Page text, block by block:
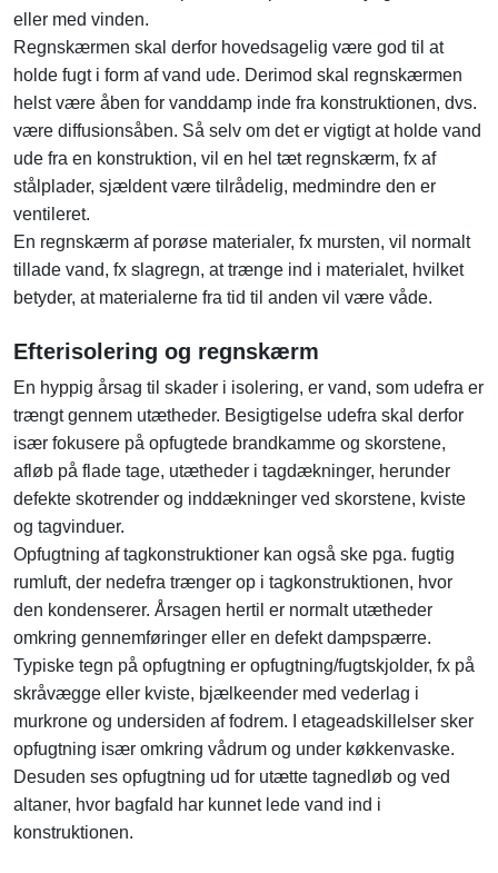
eller med vinden.
Regnskærmen skal derfor hovedsagelig være god til at
holde fugt i form af vand ude. Derimod skal regnskærmen
helst være åben for vanddamp inde fra konstruktionen, dvs.
være diffusionsåben. Så selv om det er vigtigt at holde vand
ude fra en konstruktion, vil en hel tæt regnskærm, fx af
stålplader, sjældent være tilrådelig, medmindre den er
ventileret.
En regnskærm af porøse materialer, fx mursten, vil normalt
tillade vand, fx slagregn, at trænge ind i materialet, hvilket
betyder, at materialerne fra tid til anden vil være våde.
Efterisolering og regnskærm
En hyppig årsag til skader i isolering, er vand, som udefra er
trængt gennem utætheder. Besigtigelse udefra skal derfor
især fokusere på opfugtede brandkamme og skorstene,
afløb på flade tage, utætheder i tagdækninger, herunder
defekte skotrender og inddækninger ved skorstene, kviste
og tagvinduer.
Opfugtning af tagkonstruktioner kan også ske pga. fugtig
rumluft, der nedefra trænger op i tagkonstruktionen, hvor
den kondenserer. Årsagen hertil er normalt utætheder
omkring gennemføringer eller en defekt dampspærre.
Typiske tegn på opfugtning er opfugtning/fugtskjolder, fx på
skråvægge eller kviste, bjælkeender med vederlag i
murkrone og undersiden af fodrem. I etageadskillelser sker
opfugtning især omkring vådrum og under køkkenvaske.
Desuden ses opfugtning ud for utætte tagnedløb og ved
altaner, hvor bagfald har kunnet lede vand ind i
konstruktionen.